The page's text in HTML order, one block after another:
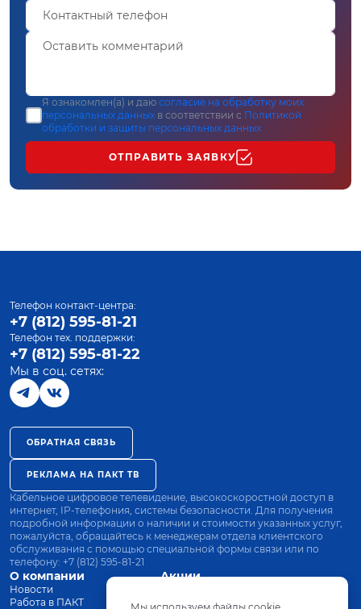
Я ознакомлен(а) и даю согласие на обработку моих
персональных данных в соответствии с Политикой
обработки и защиты персональных данных
ОТПРАВИТЬ ЗАЯВКУ
О компании
Новости
Работа в ПАКТ
Акции
Оплата
Телефон контакт-центра:
+7 (812) 595-81-21
Телефон тех. поддержки:
+7 (812) 595-81-22
Мы в соц. сетях:
ОБРАТНАЯ СВЯЗЬ
РЕКЛАМА НА ПАКТ ТВ
Кабельное цифровое телевидение, высокоскоростной доступ в
интернет, IP-телефония, системы безопасности. Для получения
подробной информации о наличии и стоимости указанных услуг,
пожалуйста, обращайтесь к менеджерам отдела клиентского
обслуживания с помощью специальной формы связи или по
телефону: +7 (812) 595-81-21